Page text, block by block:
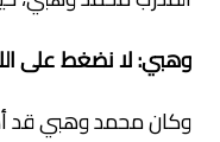
وهبي: لا نضغط على
وكان محمد وهبي قد